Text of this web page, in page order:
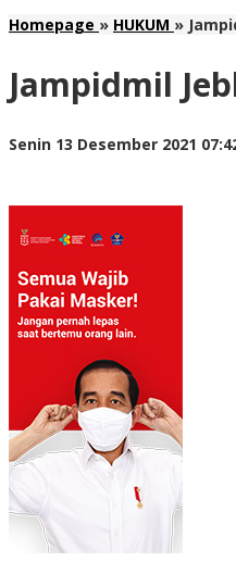
Homepage » HUKUM »
Jampidmil
Senin 13 Desember 2021